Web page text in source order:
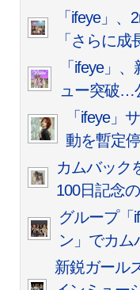
「ifeye」
「さらに成
「ifeye」
ュー突破…
「ifeye」
動を暫定
カムバック
100日記念
グループ「
ン」でカム
新鋭ガール